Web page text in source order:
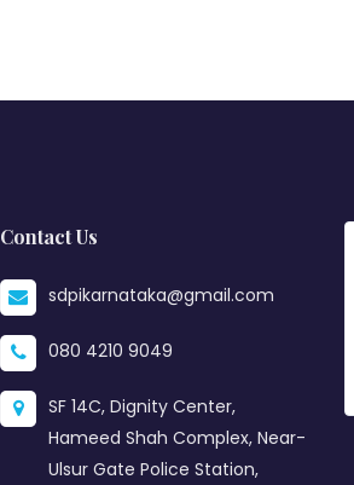
Contact Us
sdpikarnataka@gmail.com
080 4210 9049
SF 14C, Dignity Center,
Hameed Shah Complex, Near-
Ulsur Gate Police Station,